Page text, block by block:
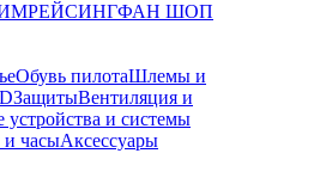
ФАН ШОП
Обувь пилотаШлемы и
ЗащитыВентиляция и
устройства и системы
часыАксессуары